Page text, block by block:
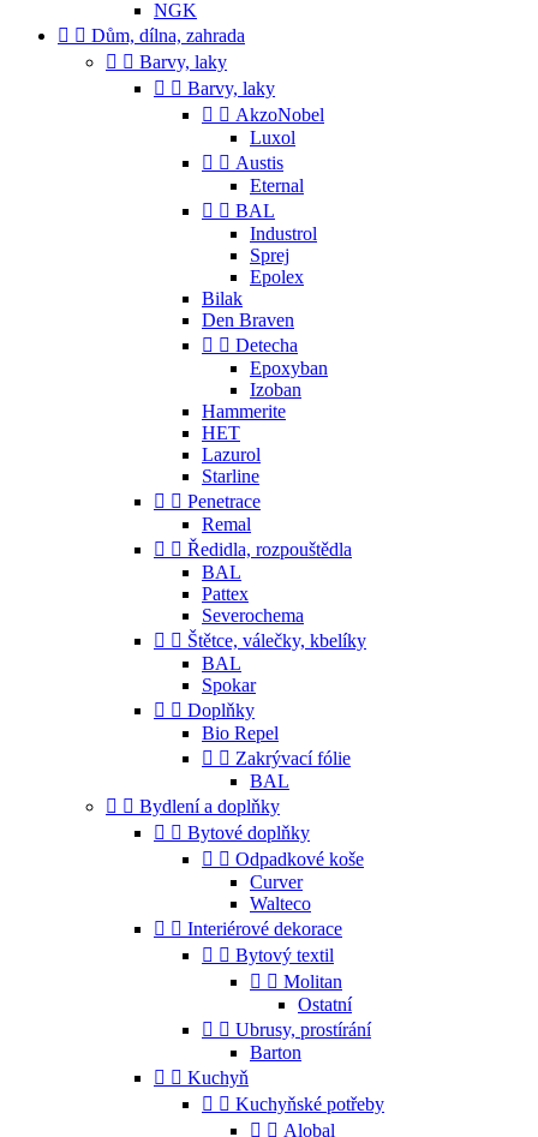
NGK
  Dům, dílna, zahrada
  Barvy, laky
  Barvy, laky
  AkzoNobel
Luxol
  Austis
Eternal
  BAL
Industrol
Sprej
Epolex
Bilak
Den Braven
  Detecha
Epoxyban
Izoban
Hammerite
HET
Lazurol
Starline
  Penetrace
Remal
  Ředidla, rozpouštědla
BAL
Pattex
Severochema
  Štětce, válečky, kbelíky
BAL
Spokar
  Doplňky
Bio Repel
  Zakrývací fólie
BAL
  Bydlení a doplňky
  Bytové doplňky
  Odpadkové koše
Curver
Walteco
  Interiérové dekorace
  Bytový textil
  Molitan
Ostatní
  Ubrusy, prostírání
Barton
  Kuchyň
  Kuchyňské potřeby
  Alobal